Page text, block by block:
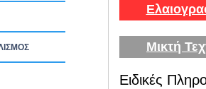
Μικτή
Ειδικές